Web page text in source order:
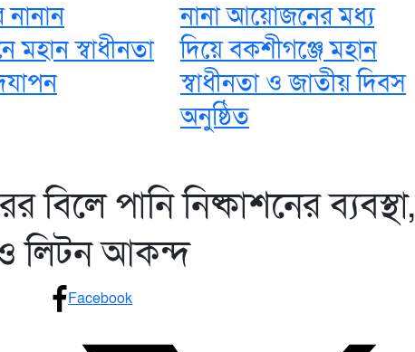
নানান
স্বাধীনতা
নানা আয়োজনের মধ্য
দিয়ে বকশীগঞ্জে মহান
স্বাধীনতা ও জাতীয় দিবস
অনুষ্ঠিত
বিলে পানি নিষ্কাশনের ব্যবস্থা,
লিটন আকন্দ
Facebook